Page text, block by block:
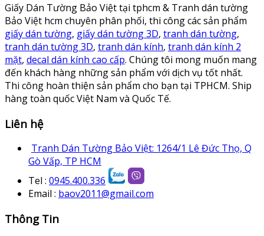
Giấy Dán Tường Bảo Việt tại tphcm & Tranh dán tường
Bảo Việt hcm chuyên phân phối, thi công các sản phẩm
giấy dán tường, giấy dán tường 3D, tranh dán tường,
tranh dán tường 3D, tranh dán kính, tranh dán kính 2
mặt, decal dán kính cao cấp. Chúng tôi mong muốn mang
đến khách hàng những sản phẩm với dịch vụ tốt nhất.
Thi công hoàn thiện sản phẩm cho bạn tại TPHCM. Ship
hàng toàn quốc Việt Nam và Quốc Tế.
Liên hệ
Tranh Dán Tường Bảo Việt: 1264/1 Lê Đức Thọ, Q
Gò Vấp, TP HCM
Tel : 0945.400.336
Email : baov2011@gmail.com
Thông Tin